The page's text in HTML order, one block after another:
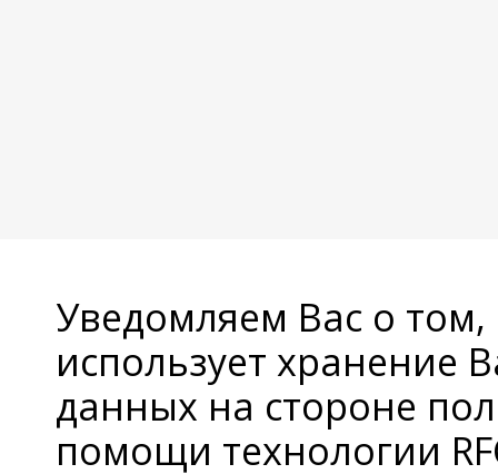
Уведомляем Вас о
использует хранение
данных на стороне
помощи технологии